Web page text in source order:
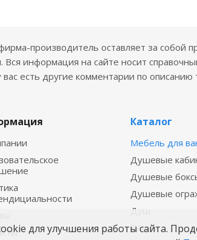
производитель оставляет за собой
информация на сайте носит
есть другие комментарии по
Каталог
Мебель для
Душевые
Душевые
Душевые
Душ
Ванны
для улучшения работы сайта.